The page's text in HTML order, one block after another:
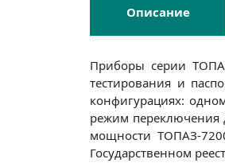
Описание
Приборы серии
тестирования и
конфигурациях:
режим переключения
мощности ТОПАЗ-
Государственном